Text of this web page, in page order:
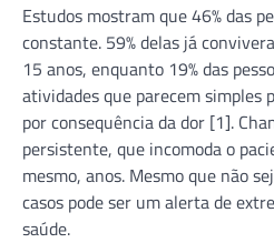
Estudos mostram que 46% das
constante. 59% delas já
15 anos, enquanto 19% das
atividades que parecem simples
por consequência da dor [1].
persistente, que incomoda o
mesmo, anos. Mesmo que não
casos pode ser um alerta de
saúde.